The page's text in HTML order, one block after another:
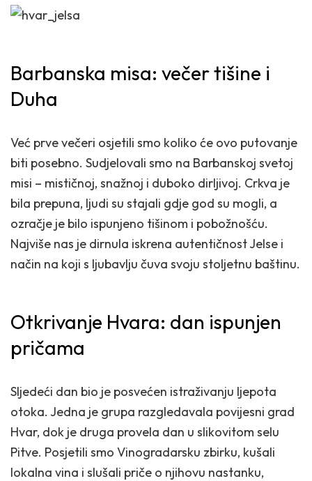
Barbanska misa: večer tišine i
Duha
Već prve večeri osjetili smo koliko će ovo putovanje
biti posebno. Sudjelovali smo na Barbanskoj svetoj
misi – mističnoj, snažnoj i duboko dirljivoj. Crkva je
bila prepuna, ljudi su stajali gdje god su mogli, a
ozračje je bilo ispunjeno tišinom i pobožnošću.
Najviše nas je dirnula iskrena autentičnost Jelse i
način na koji s ljubavlju čuva svoju stoljetnu baštinu.
Otkrivanje Hvara: dan ispunjen
pričama
Sljedeći dan bio je posvećen istraživanju ljepota
otoka. Jedna je grupa razgledavala povijesni grad
Hvar, dok je druga provela dan u slikovitom selu
Pitve. Posjetili smo Vinogradarsku zbirku, kušali
lokalna vina i slušali priče o njihovu nastanku,